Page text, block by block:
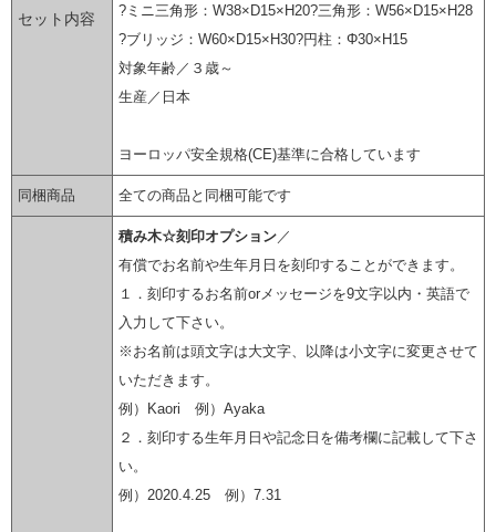
セット内容
?ミニ三角形：W38×D15×H20?三角形：W56×D15×H28
?ブリッジ：W60×D15×H30?円柱：Φ30×H15
対象年齢／３歳～
生産／日本
ヨーロッパ安全規格(CE)基準に合格しています
同梱商品 全ての商品と同梱可能です
積み木☆刻印オプション ／
有償でお名前や生年月日を刻印することができます。
１．刻印するお名前orメッセージを9文字以内・英語で
入力して下さい。
※お名前は頭文字は大文字、以降は小文字に変更させて
いただきます。
例）Kaori 例）Ayaka
２．刻印する生年月日や記念日を備考欄に記載して下さ
い。
例）2020.4.25 例）7.31